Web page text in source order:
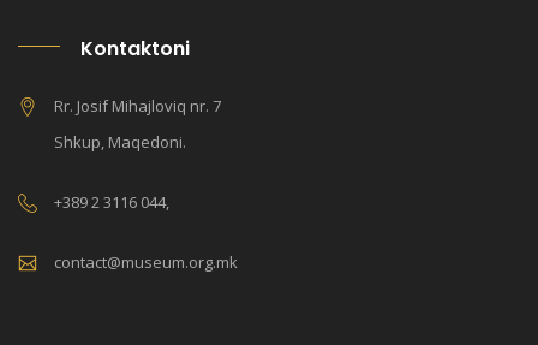
Kontaktoni
Rr. Josif Mihajloviq nr. 7
Shkup, Maqedoni.
+389 2 3116 044,
contact@museum.org.mk